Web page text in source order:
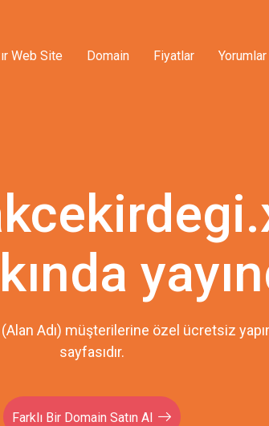
Web Site Domain Fiyatlar Yorumlar
Adı) müşterilerine özel ücretsiz
sayfasıdır.
Farklı Bir Domain Satın Al